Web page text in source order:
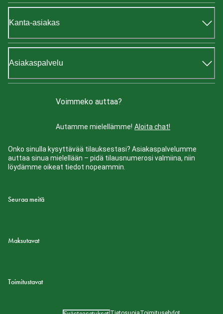
Kanta-asiakas
Asiakaspalvelu
Voimmeko auttaa?
Autamme mielellämme! Aloita chat!
Onko sinulla kysyttävää tilauksestasi? Asiakaspalvelumme
auttaa sinua mielellään – pidä tilausnumerosi valmiina, niin
löydämme oikeat tiedot nopeammin.
Seuraa meitä
Maksutavat
Toimitustavat